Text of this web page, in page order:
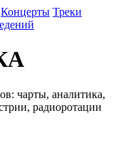
Концерты Треки
чарты, аналитика,
радиоротации